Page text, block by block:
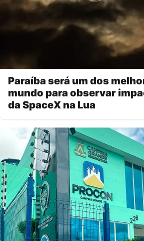
Paraíba será um dos
mundo para observar
da SpaceX na Lua